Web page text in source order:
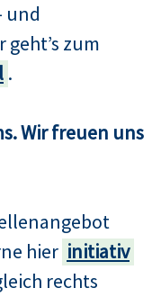
und
zum
.
Wir freuen uns
hier initiativ
rechts